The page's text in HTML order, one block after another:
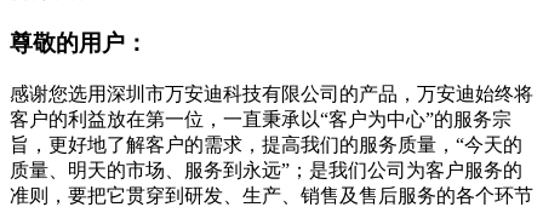
尊敬的用户：
感谢您选用深圳市万安迪科技有限公司的产品，万安迪始终将
客户的利益放在第一位，一直秉承以“客户为中心”的服务宗
旨，更好地了解客户的需求，提高我们的服务质量，“今天的
质量、明天的市场、服务到永远”；是我们公司为客户服务的
准则，要把它贯穿到研发、生产、销售及售后服务的各个环节